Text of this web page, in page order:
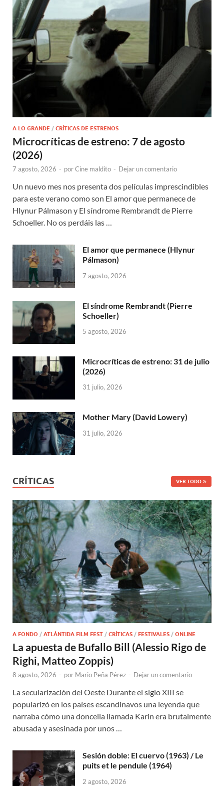
A LO GRANDE / CRÍTICAS DE ESTRENOS
Microcríticas de estreno: 7 de agosto
(2026)
7 agosto, 2026 - porCine maldito - Dejar un comentario
Un nuevo mes nos presenta dos películas imprescindibles
para este verano como son El amor que permanece de
Hlynur Pálmason y El síndrome Rembrandt de Pierre
Schoeller. No os perdáis las …
El amor que permanece (Hlynur
Pálmason)
7 agosto, 2026
El síndrome Rembrandt (Pierre
Schoeller)
5 agosto, 2026
Microcríticas de estreno: 31 de julio
(2026)
31 julio, 2026
Mother Mary (David Lowery)
31 julio, 2026
CRÍTICAS VER TODO
A FONDO / ATLÁNTIDA FILM FEST / CRÍTICAS / FESTIVALES / ONLINE
La apuesta de Bufallo Bill (Alessio Rigo de
Righi, Matteo Zoppis)
8 agosto, 2026 - por Mario Peña Pérez - Dejar un comentario
La secularización del Oeste Durante el siglo XIII se
popularizó en los países escandinavos una leyenda que
narraba cómo una doncella llamada Karin era brutalmente
abusada y asesinada por unos …
Sesión doble: El cuervo (1963) / Le
puits et le pendule (1964)
2 agosto, 2026